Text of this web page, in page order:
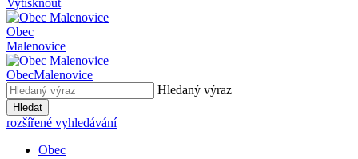
Vytisknout
Obec
Malenovice
ObecMalenovice
Hledaný výraz
Hledat
rozšířené vyhledávání
Obec